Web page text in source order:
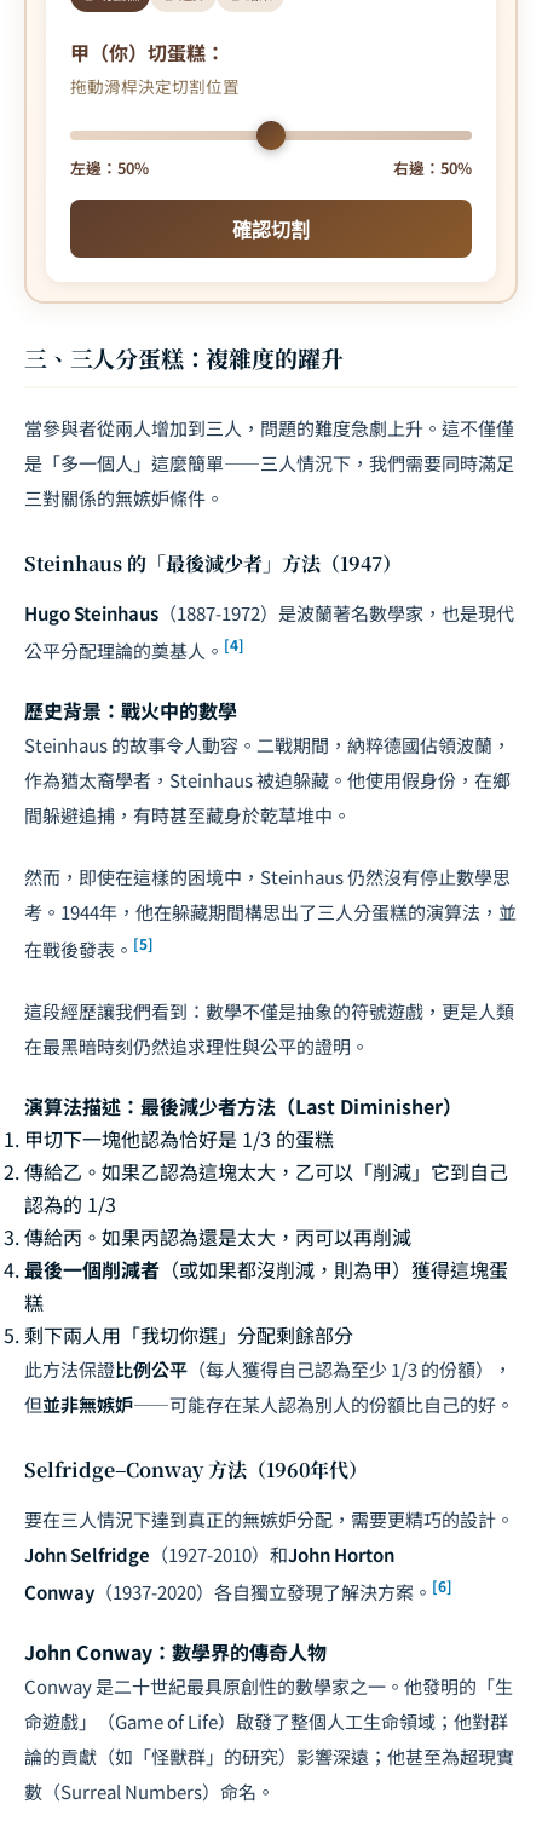
甲（你）切蛋糕：
拖動滑桿決定切割位置
左邊：50% 右邊：50%
確認切割
三、三人分蛋糕：複雜度的躍升
當參與者從兩人增加到三人，問題的難度急劇上升。這不僅僅
是「多一個人」這麼簡單——三人情況下，我們需要同時滿足
三對關係的無嫉妒條件。
Steinhaus 的「最後減少者」方法（1947）
Hugo Steinhaus （1887-1972）是波蘭著名數學家，也是現代
公平分配理論的奠基人。 [4]
歷史背景：戰火中的數學
Steinhaus 的故事令人動容。二戰期間，納粹德國佔領波蘭，
作為猶太裔學者，Steinhaus 被迫躲藏。他使用假身份，在鄉
間躲避追捕，有時甚至藏身於乾草堆中。
然而，即使在這樣的困境中，Steinhaus 仍然沒有停止數學思
考。1944年，他在躲藏期間構思出了三人分蛋糕的演算法，並
在戰後發表。 [5]
這段經歷讓我們看到：數學不僅是抽象的符號遊戲，更是人類
在最黑暗時刻仍然追求理性與公平的證明。
演算法描述：最後減少者方法（Last Diminisher）
甲切下一塊他認為恰好是 1/3 的蛋糕
傳給乙。如果乙認為這塊太大，乙可以「削減」它到自己
認為的 1/3
傳給丙。如果丙認為還是太大，丙可以再削減
最後一個削減者 （或如果都沒削減，則為甲）獲得這塊蛋
糕
剩下兩人用「我切你選」分配剩餘部分
此方法保證比例公平 （每人獲得自己認為至少 1/3 的份額），
但並非無嫉妒——可能存在某人認為別人的份額比自己的好。
Selfridge–Conway 方法（1960年代）
要在三人情況下達到真正的無嫉妒分配，需要更精巧的設計。
John Selfridge （1927-2010）和John Horton
Conway （1937-2020）各自獨立發現了解決方案。 [6]
John Conway：數學界的傳奇人物
Conway 是二十世紀最具原創性的數學家之一。他發明的「生
命遊戲」（Game of Life）啟發了整個人工生命領域；他對群
論的貢獻（如「怪獸群」的研究）影響深遠；他甚至為超現實
數（Surreal Numbers）命名。